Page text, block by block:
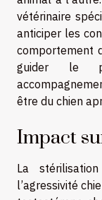
vétérinaire
anticiper les
comportement
guider le
être du chien
Impact
La
l’agressivité